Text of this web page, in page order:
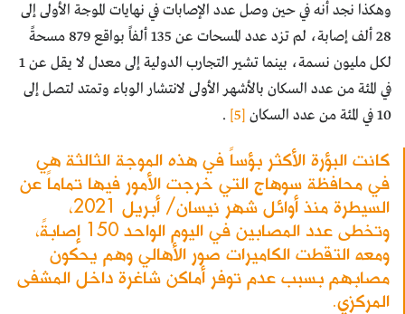
وهكذا نجد أنه في حين وصل عدد الإصابات في نهايات الموجة الأولى إلى
28 ألف إصابة، لم تزد عدد المسحات عن 135 ألفاً بواقع 879 مسحةً
لكل مليون نسمة، بينما تشير التجارب الدولية إلى معدل لا يقل عن 1
في المئة من عدد السكان بالأشهر الأولى لانتشار الوباء وتمتد لتصل إلى
10 في المئة من عدد السكان
[5]
.
كانت البؤرة الأكثر بؤساً في هذه الموجة الثالثة هي
في محافظة سوهاج التي خرجت الأمور فيها تماماً عن
السيطرة منذ أوائل شهر نيسان/ أبريل 2021،
وتخطى عدد المصابين في اليوم الواحد 150 إصابةً،
ومعه التقطت الكاميرات صور الأهالي وهم يحكون
مصابهم بسبب عدم توفر أماكن شاغرة داخل المشفى
المركزي.